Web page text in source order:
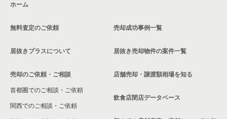
ホーム
無料査定のご依頼
居抜きプラスについて
売却のご依頼・ご相談
首都圏でのご相談・ご依頼
関西でのご相談・ご依頼
売却成功事例一覧
居抜き売却物件の案件一覧
店舗売却・譲渡額相場を知る
飲食店閉店データベース